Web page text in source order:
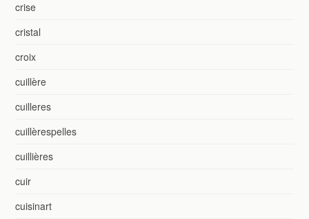
crise
cristal
croix
cuillère
cuilleres
cuillèrespelles
cuillières
cuir
cuisinart